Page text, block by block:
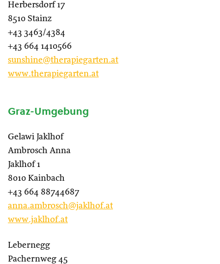
Herbersdorf 17
8510 Stainz
+43 3463/4384
+43 664 1410566
sunshine@therapiegarten.at
www.therapiegarten.at
Graz-Umgebung
Gelawi Jaklhof
Ambrosch Anna
Jaklhof 1
8010 Kainbach
+43 664 88744687
anna.ambrosch@jaklhof.at
www.jaklhof.at
Lebernegg
Pachernweg 45